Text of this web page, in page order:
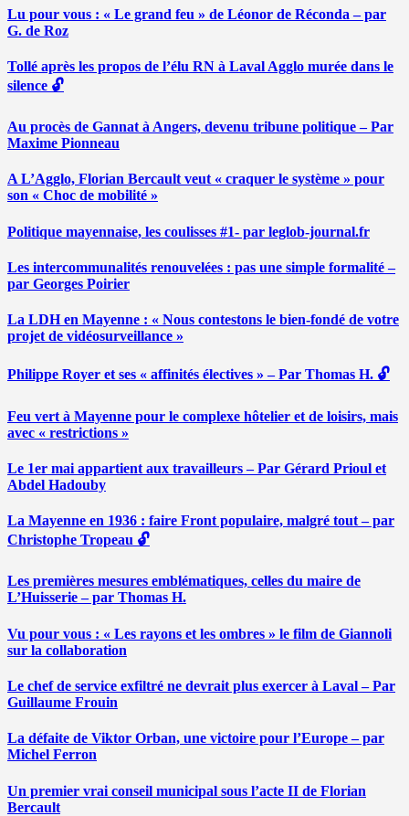
Lu pour vous : « Le grand feu » de Léonor de Réconda – par
G. de Roz
Tollé après les propos de l’élu RN à Laval Agglo murée dans le
silence 🔓
Au procès de Gannat à Angers, devenu tribune politique – Par
Maxime Pionneau
A L’Agglo, Florian Bercault veut « craquer le système » pour
son « Choc de mobilité »
Politique mayennaise, les coulisses #1- par leglob-journal.fr
Les intercommunalités renouvelées : pas une simple formalité –
par Georges Poirier
La LDH en Mayenne : « Nous contestons le bien-fondé de votre
projet de vidéosurveillance »
Philippe Royer et ses « affinités électives » – Par Thomas H. 🔓
Feu vert à Mayenne pour le complexe hôtelier et de loisirs, mais
avec « restrictions »
Le 1er mai appartient aux travailleurs – Par Gérard Prioul et
Abdel Hadouby
La Mayenne en 1936 : faire Front populaire, malgré tout – par
Christophe Tropeau 🔓
Les premières mesures emblématiques, celles du maire de
L’Huisserie – par Thomas H.
Vu pour vous : « Les rayons et les ombres » le film de Giannoli
sur la collaboration
Le chef de service exfiltré ne devrait plus exercer à Laval – Par
Guillaume Frouin
La défaite de Viktor Orban, une victoire pour l’Europe – par
Michel Ferron
Un premier vrai conseil municipal sous l’acte II de Florian
Bercault